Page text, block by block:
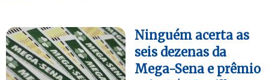
Ninguém acerta as
seis dezenas da
Mega-Sena e prêmio